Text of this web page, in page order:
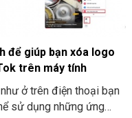
để giúp bạn xóa logo
trên máy tính
ở trên điện thoại bạn
sử dụng những ứng